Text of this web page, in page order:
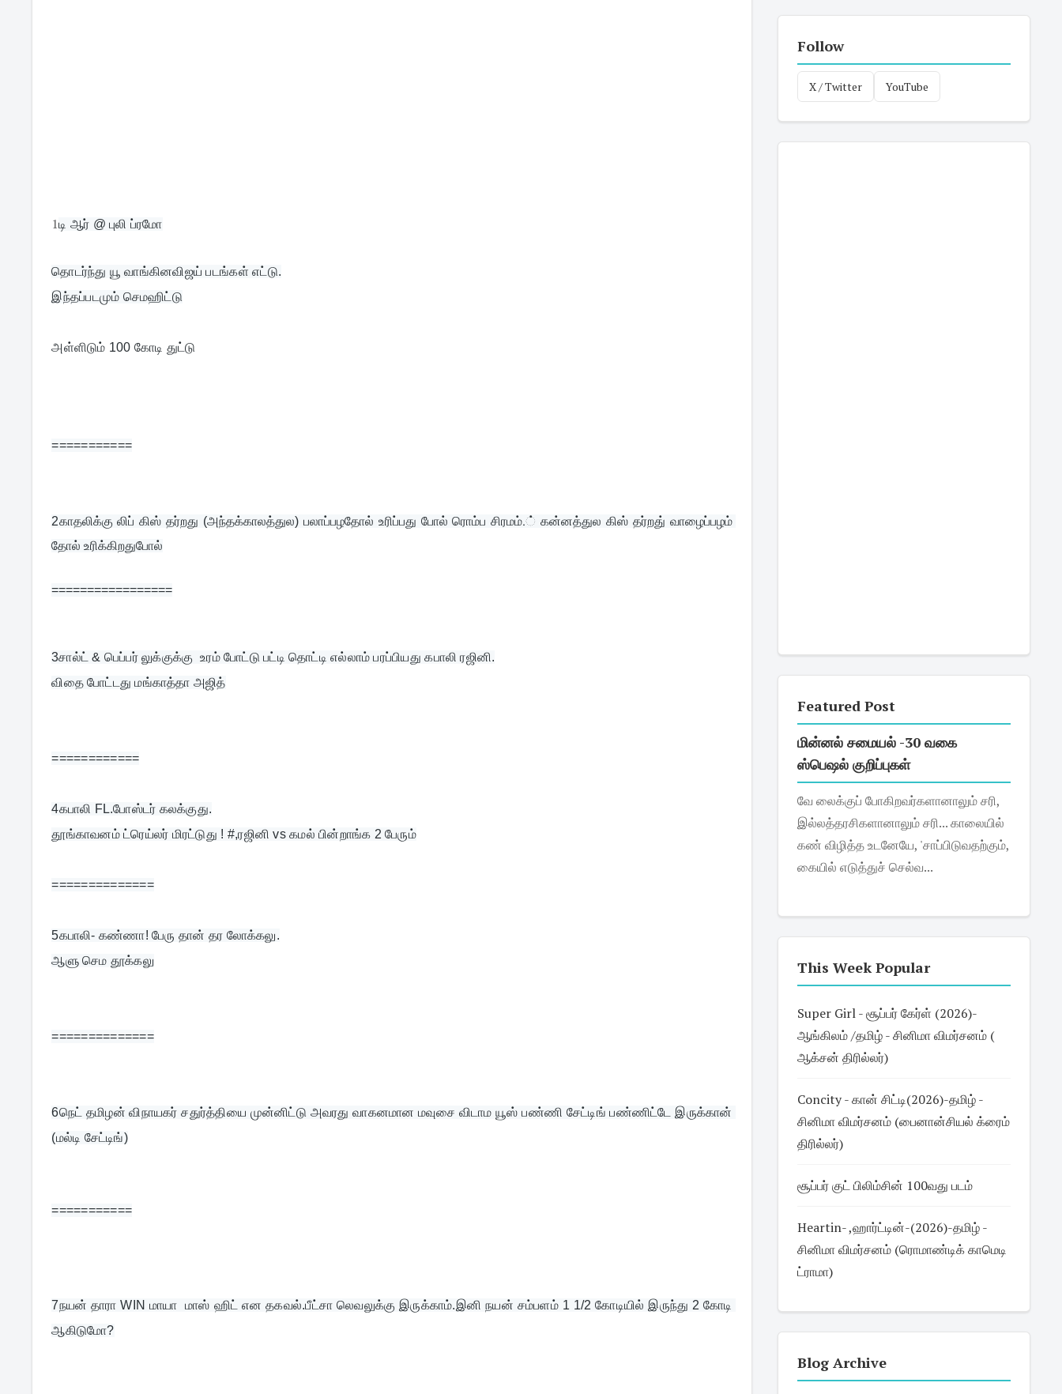
1டி ஆர் @ புலி ப்ரமோ
தொடர்ந்து யூ வாங்கினவிஜய் படங்கள் எட்டு.
அள்ளிடும் 100 கோடி துட்டு
===========
2காதலிக்கு லிப் கிஸ் தர்றது (அந்தக்காலத்துல) பலாப்பழதோல் உரிப்பது போல் ரொம்ப சிரமம்.் கன்னத்துல கிஸ் தர்றது் வாழைப்பழம்
தோல் உரிக்கிறதுபோல்
=================
3சால்ட் & பெப்பர் லுக்குக்கு  உரம் போட்டு பட்டி தொட்டி எல்லாம் பரப்பியது கபாலி ரஜினி.
விதை போட்டது மங்காத்தா அஜித்
============
4கபாலி FL.போஸ்டர் கலக்குது.
தூங்காவனம் ட்ரெய்லர் மிரட்டுது ! #,ரஜினி vs கமல் பின்றாங்க 2 பேரும்
==============
5கபாலி- கண்ணா! பேரு தான் தர லோக்கலு.
ஆளு செம தூக்கலு
==============
6நெட் தமிழன் விநாயகர் சதுர்த்தியை முன்னிட்டு அவரது வாகனமான மவுசை விடாம யூஸ் பண்ணி சேட்டிங் பண்ணிட்டே இருக்கான்
(மல்டி சேட்டிங்)
===========
7நயன் தாரா WIN மாயா  மாஸ் ஹிட் என தகவல்.பீட்சா லெவலுக்கு இருக்காம்.இனி நயன் சம்பளம் 1 1/2 கோடியில் இருந்து 2 கோடி
ஆகிடுமோ?
Follow
X / Twitter YouTube
Featured Post
மின்னல் சமையல் -30 வகை
ஸ்பெஷல் குறிப்புகள்
வே லைக்குப் போகிறவர்களானாலும் சரி,
இல்லத்தரசிகளானாலும் சரி... காலையில்
கண் விழித்த உடனேயே, 'சாப்பிடுவதற்கும்,
கையில் எடுத்துச் செல்வ...
This Week Popular
Super Girl - சூப்பர் கேர்ள் (2026)-
ஆங்கிலம் /தமிழ் - சினிமா விமர்சனம் (
ஆக்சன் திரில்லர்)
Concity - கான் சிட்டி(2026)-தமிழ் -
சினிமா விமர்சனம் (பைனான்சியல் க்ரைம்
திரில்லர்)
சூப்பர் குட் பிலிம்சின் 100வது படம்
Heartin- ,ஹார்ட்டின்-(2026)-தமிழ் -
சினிமா விமர்சனம் (ரொமாண்டிக் காமெடி
ட்ராமா)
Blog Archive